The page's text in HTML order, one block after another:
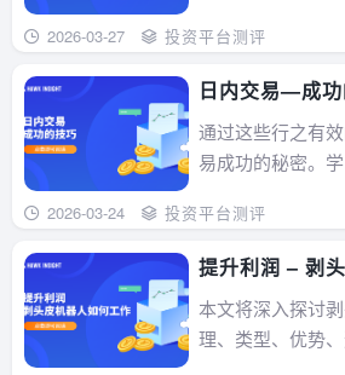
2026-03-27 投资平台测评
日内交易—成
通过这些行之有
易成功的秘密。
功。...
2026-03-24 投资平台测评
提升利润 – 剥
本文将深入探讨
理、类型、优势